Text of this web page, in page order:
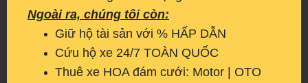
Ngoài ra, chúng tôi còn:
Giữ hộ tài sản với % HẤP DẪN
Cứu hộ xe 24/7 TOÀN QUỐC
Thuê xe HOA đám cưới: Motor | OTO